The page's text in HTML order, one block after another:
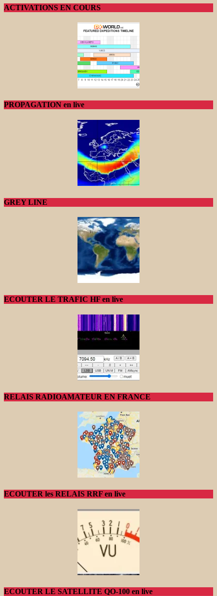
ACTIVATIONS EN COURS
PROPAGATION en live
GREY LINE
ECOUTER LE TRAFIC HF en live
RELAIS RADIOAMATEUR EN FRANCE
ECOUTER les RELAIS RRF en live
ECOUTER LE SATELLITE QO-100 en live